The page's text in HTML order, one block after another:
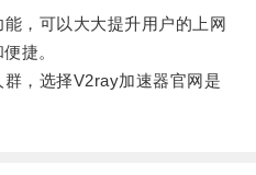
，可以大大提升用户的上网
捷。
，选择V2ray加速器官网是